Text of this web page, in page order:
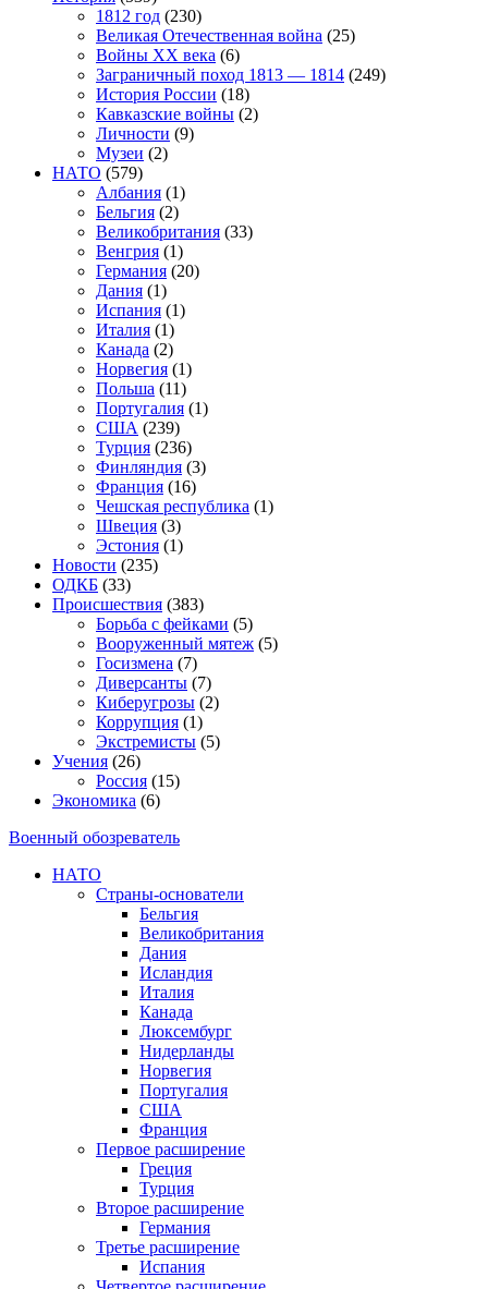
1812 год (230)
Великая Отечественная война (25)
Войны XX века (6)
Заграничный поход 1813 — 1814 (249)
История России (18)
Кавказские войны (2)
Личности (9)
Музеи (2)
НАТО (579)
Албания (1)
Бельгия (2)
Великобритания (33)
Венгрия (1)
Германия (20)
Дания (1)
Испания (1)
Италия (1)
Канада (2)
Норвегия (1)
Польша (11)
Португалия (1)
США (239)
Турция (236)
Финляндия (3)
Франция (16)
Чешская республика (1)
Швеция (3)
Эстония (1)
Новости (235)
ОДКБ (33)
Происшествия (383)
Борьба с фейками (5)
Вооруженный мятеж (5)
Госизмена (7)
Диверсанты (7)
Киберугрозы (2)
Коррупция (1)
Экстремисты (5)
Учения (26)
Россия (15)
Экономика (6)
Военный обозреватель
НАТО
Страны-основатели
Бельгия
Великобритания
Дания
Исландия
Италия
Канада
Люксембург
Нидерланды
Норвегия
Португалия
США
Франция
Первое расширение
Греция
Турция
Второе расширение
Германия
Третье расширение
Испания